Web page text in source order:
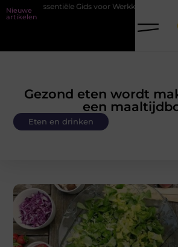
Nieuwe
artikelen
Gids voor Werkkleding in Purmerend
Gezond eten wordt
een
Eten en drinken